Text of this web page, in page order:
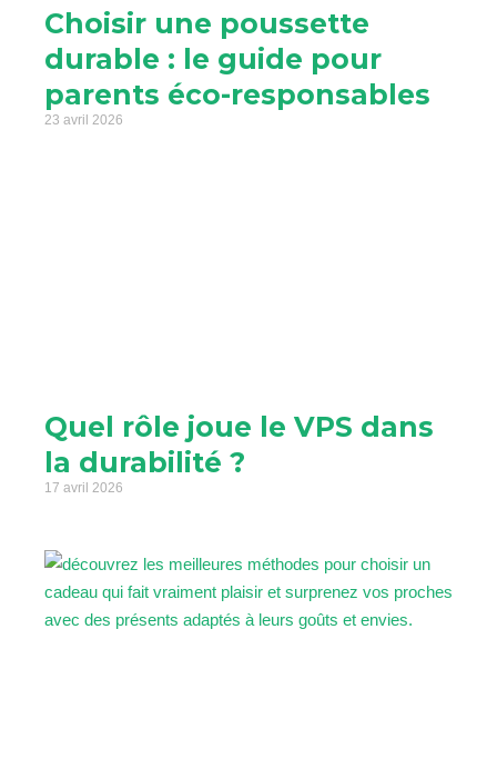
Choisir une poussette
durable : le guide pour
parents éco-responsables
23 avril 2026
Quel rôle joue le VPS dans
la durabilité ?
17 avril 2026